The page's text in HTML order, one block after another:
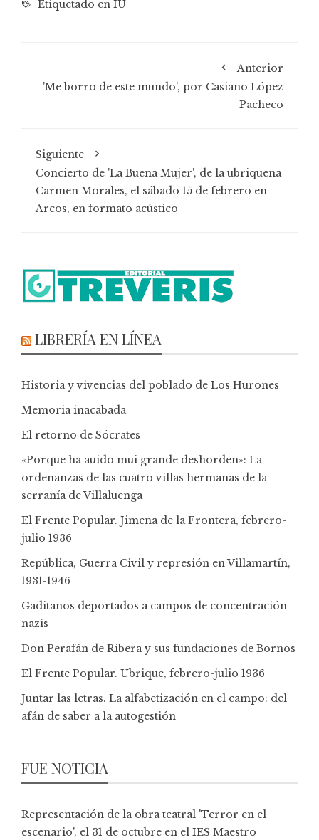
Etiquetado en IU
Anterior
'Me borro de este mundo', por Casiano López
Pacheco
Siguiente
Concierto de 'La Buena Mujer', de la ubriqueña
Carmen Morales, el sábado 15 de febrero en
Arcos, en formato acústico
LIBRERÍA EN LÍNEA
Historia y vivencias del poblado de Los Hurones
Memoria inacabada
El retorno de Sócrates
«Porque ha auido mui grande deshorden»: La
ordenanzas de las cuatro villas hermanas de la
serranía de Villaluenga
El Frente Popular. Jimena de la Frontera, febrero-
julio 1936
República, Guerra Civil y represión en Villamartín,
1931-1946
Gaditanos deportados a campos de concentración
nazis
Don Perafán de Ribera y sus fundaciones de Bornos
El Frente Popular. Ubrique, febrero-julio 1936
Juntar las letras. La alfabetización en el campo: del
afán de saber a la autogestión
FUE NOTICIA
Representación de la obra teatral 'Terror en el
escenario', el 31 de octubre en el IES Maestro